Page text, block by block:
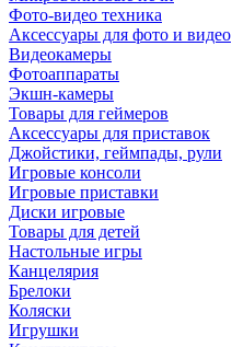
Фото-видео техника
Аксессуары для фото и видео
Видеокамеры
Фотоаппараты
Экшн-камеры
Товары для геймеров
Аксессуары для приставок
Джойстики, геймпады, рули
Игровые консоли
Игровые приставки
Диски игровые
Товары для детей
Настольные игры
Канцелярия
Брелоки
Коляски
Игрушки